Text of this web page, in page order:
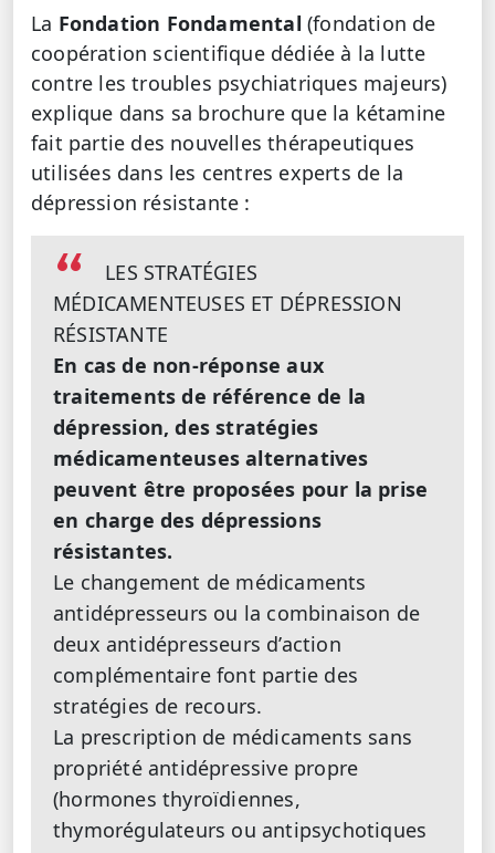
La Fondation Fondamental (fondation de
coopération scientifique dédiée à la lutte
contre les troubles psychiatriques majeurs)
explique dans sa brochure que la kétamine
fait partie des nouvelles thérapeutiques
utilisées dans les centres experts de la
dépression résistante :
LES STRATÉGIES
MÉDICAMENTEUSES ET DÉPRESSION
RÉSISTANTE
En cas de non-réponse aux
traitements de référence de la
dépression, des stratégies
médicamenteuses alternatives
peuvent être proposées pour la prise
en charge des dépressions
résistantes.
Le changement de médicaments
antidépresseurs ou la combinaison de
deux antidépresseurs d’action
complémentaire font partie des
stratégies de recours.
La prescription de médicaments sans
propriété antidépressive propre
(hormones thyroïdiennes,
thymorégulateurs ou antipsychotiques